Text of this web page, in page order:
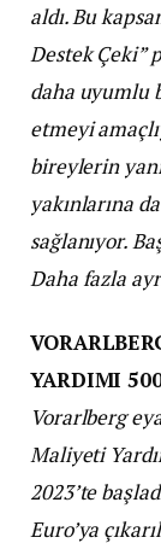
aldı. Bu
Destek Çeki”
daha uyumlu
etmeyi
bireylerin
yakınlarına
sağlanıyor.
Daha fazla
YARDIMI
Vorarlberg
Maliyeti
2023’te
Euro’ya